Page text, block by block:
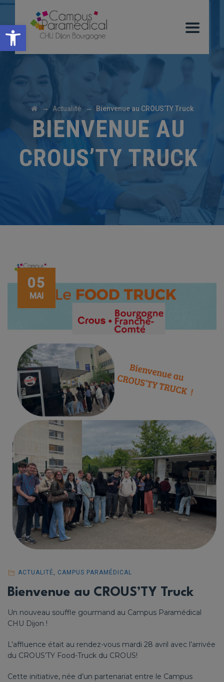
Ouvrir la barre d’outils
→ Actualité→ Bienvenue au CROUS’TY Truck
BIENVENUE AU
CROUS’TY TRUCK
05
MAI
ACTUALITÉ CAMPUS PARAMÉDICAL
Bienvenue au CROUS’TY Truck
Un nouveau souffle gourmand au Campus Paramédical
CHU Dijon !
L’affluence était au rendez-vous mardi 28 avril avec l’arrivée
du CROUS’TY Food-Truck du CROUS!
Cette initiative, née d’un partenariat entre le Campus